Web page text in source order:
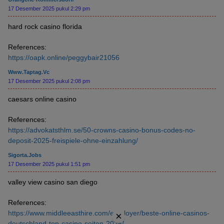
17 Desember 2025 pukul 2:29 pm
hard rock casino florida
References:
https://oapk.online/peggybair21056
Www.taptag.vc
17 Desember 2025 pukul 2:08 pm
caesars online casino
References:
https://advokatsthlm.se/50-crowns-casino-bonus-codes-no-
deposit-2025-freispiele-ohne-einzahlung/
Sigorta.jobs
17 Desember 2025 pukul 1:51 pm
valley view casino san diego
References:
https://www.middleeasthire.com/employer/beste-online-casinos-
×